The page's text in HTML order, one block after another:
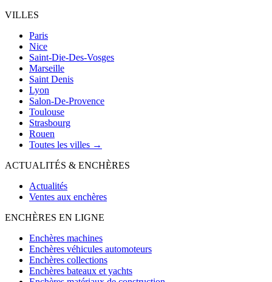
VILLES
Paris
Nice
Saint-Die-Des-Vosges
Marseille
Saint Denis
Lyon
Salon-De-Provence
Toulouse
Strasbourg
Rouen
Toutes les villes →
ACTUALITÉS & ENCHÈRES
Actualités
Ventes aux enchères
ENCHÈRES EN LIGNE
Enchères machines
Enchères véhicules automoteurs
Enchères collections
Enchères bateaux et yachts